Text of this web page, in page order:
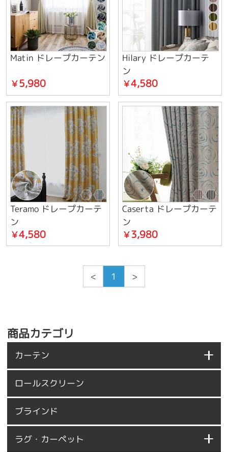
Matin ドレープカーテン
￥5,980
Hilary ドレープカーテ
ン
￥4,580
Teramo ドレープカーテ
ン
￥4,580
Caserta ドレープカーテ
ン
￥3,980
< 1 >
商品カテゴリ
カーテン
ロールスクリーン
ブラインド
ラグ・カーペット